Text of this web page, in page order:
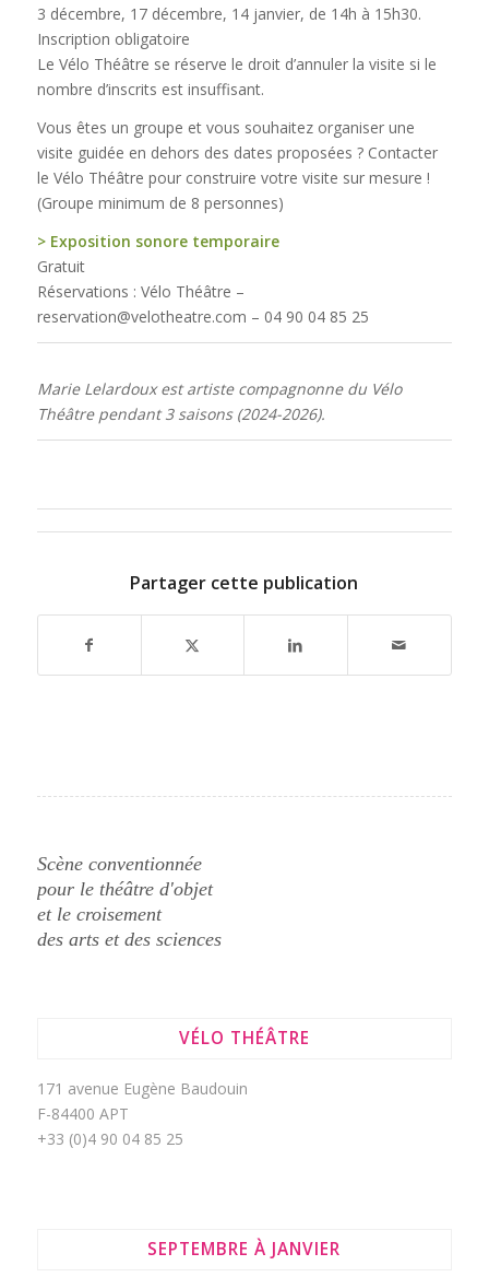
3 décembre, 17 décembre, 14 janvier, de 14h à 15h30.
Inscription obligatoire
Le Vélo Théâtre se réserve le droit d’annuler la visite si le
nombre d’inscrits est insuffisant.
Vous êtes un groupe et vous souhaitez organiser une
visite guidée en dehors des dates proposées ? Contacter
le Vélo Théâtre pour construire votre visite sur mesure !
(Groupe minimum de 8 personnes)
> Exposition sonore temporaire
Gratuit
Réservations : Vélo Théâtre –
reservation@velotheatre.com – 04 90 04 85 25
Marie Lelardoux est artiste compagnonne du Vélo
Théâtre pendant 3 saisons (2024-2026).
Partager cette publication
Scène conventionnée
pour le théâtre d'objet
et le croisement
des arts et des sciences
VÉLO THÉÂTRE
171 avenue Eugène Baudouin
F-84400 APT
+33 (0)4 90 04 85 25
SEPTEMBRE À JANVIER